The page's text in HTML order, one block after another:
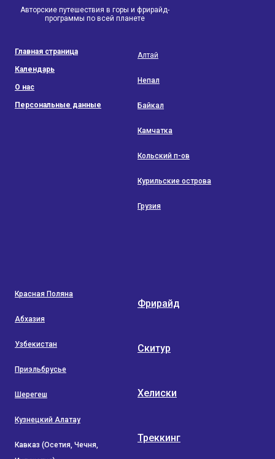
Авторские путешествия в горы и фрирайд-
программы по всей планете
Главная страница
Календарь
О нас
Персональные данные
Алтай
Непал
Байкал
Камчатка
Кольский п-ов
Курильские острова
Грузия
Красная Поляна
Абхазия
Узбекистан
Приэльбрусье
Шерегеш
Кузнецкий Алатау
Кавказ (Осетия, Чечня,
Фрирайд
Скитур
Хелиски
Треккинг